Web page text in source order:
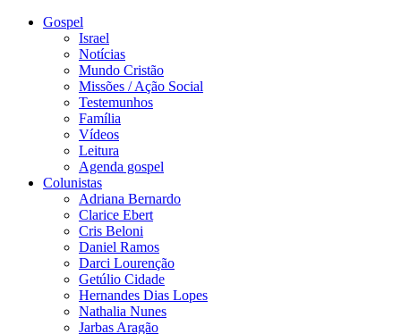
Gospel
Israel
Notícias
Mundo Cristão
Missões / Ação Social
Testemunhos
Família
Vídeos
Leitura
Agenda gospel
Colunistas
Adriana Bernardo
Clarice Ebert
Cris Beloni
Daniel Ramos
Darci Lourenção
Getúlio Cidade
Hernandes Dias Lopes
Nathalia Nunes
Jarbas Aragão